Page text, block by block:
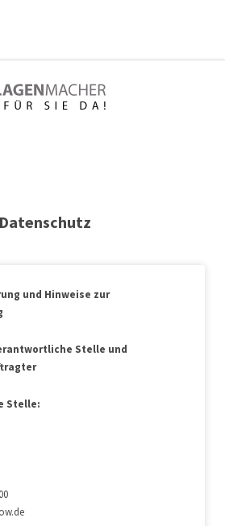
Datenschutz
und Hinweise zur
Stelle und
Stelle: